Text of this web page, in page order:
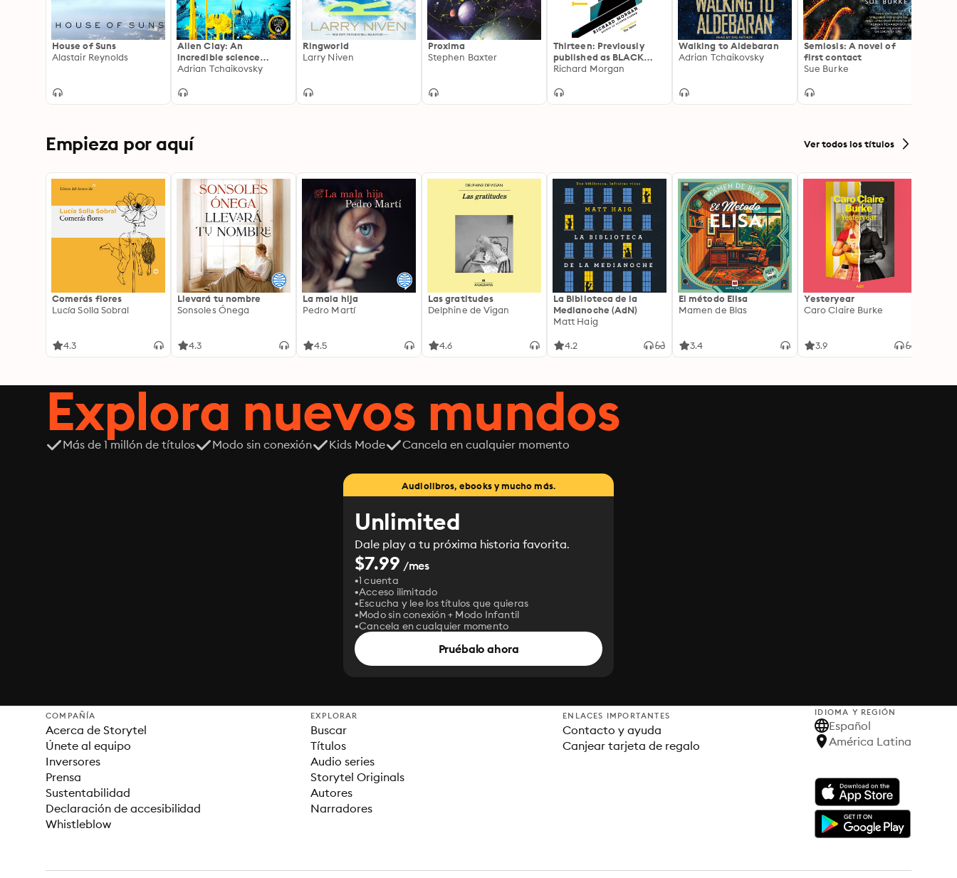
House of Suns
Alastair Reynolds
Alien Clay: An
incredible science
fiction tale of first
unknown, shortlisted for
Adrian Tchaikovsky
Ringworld
Larry Niven
Proxima
Stephen Baxter
Thirteen: Previously
published as BLACK
MAN
Richard Morgan
Walking to Aldebaran
Adrian Tchaikovsky
Semiosis: A novel of
first contact
Sue Burke
Empieza por aquí Ver todos los títulos
Comerás flores
Lucía Solla Sobral
4.3
Llevará tu nombre
Sonsoles Ónega
4.3
La mala hija
Pedro Martí
4.5
Las gratitudes
Delphine de Vigan
4.6
La Biblioteca de la
Medianoche (AdN)
Matt Haig
4.2
El método Elisa
Mamen de Blas
3.4
Yesteryear
Caro Claire Burke
3.9
Explora nuevos mundos
Más de 1 millón de títulos Modo sin conexión Kids Mode Cancela en cualquier momento
Audiolibros, ebooks y mucho más.
Unlimited
Dale play a tu próxima historia favorita.
$7.99 /mes
1 cuenta
Acceso ilimitado
Escucha y lee los títulos que quieras
Modo sin conexión + Modo Infantil
Cancela en cualquier momento
Pruébalo ahora
COMPAÑÍA
Acerca de Storytel
Únete al equipo
Inversores
Prensa
Sustentabilidad
Declaración de accesibilidad
Whistleblow
EXPLORAR
Buscar
Títulos
Audio series
Storytel Originals
Autores
Narradores
ENLACES IMPORTANTES
Contacto y ayuda
Canjear tarjeta de regalo
IDIOMA Y REGIÓN
Español
América Latina